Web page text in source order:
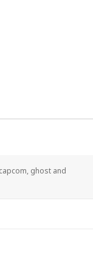
Etiquetas
capcom, ghost and